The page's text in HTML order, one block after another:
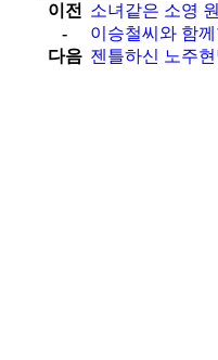
이전
소녀같은 소영
-
이승철씨와 함
다음 젠틀하신 노주